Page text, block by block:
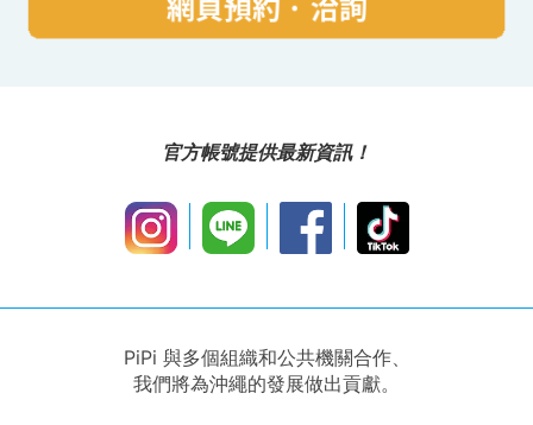
官方帳號提供最新資訊！
PiPi 與多個組織和公共機關合作、
我們將為沖繩的發展做出貢獻。